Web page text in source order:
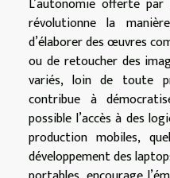
révolutionne la
d’élaborer des œuvres
ou de retoucher des
variés, loin de toute
contribue à
possible l’accès à des
production mobiles,
développement des